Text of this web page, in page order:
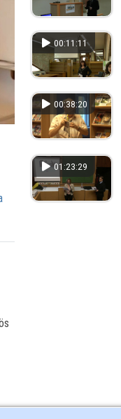
00:11:11
00:38:20
01:23:29